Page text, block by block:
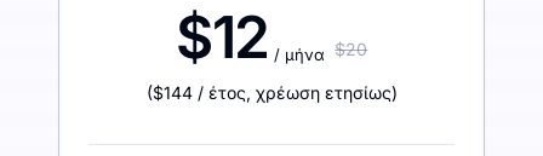
$12 / μήνα $20
($144 / έτος, χρέωση ετησίως)